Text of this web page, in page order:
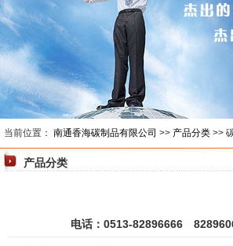
当前位置： 南通香海碳制品有限公司 >> 产品分类 >>
产品分类
电话：0513-82896666